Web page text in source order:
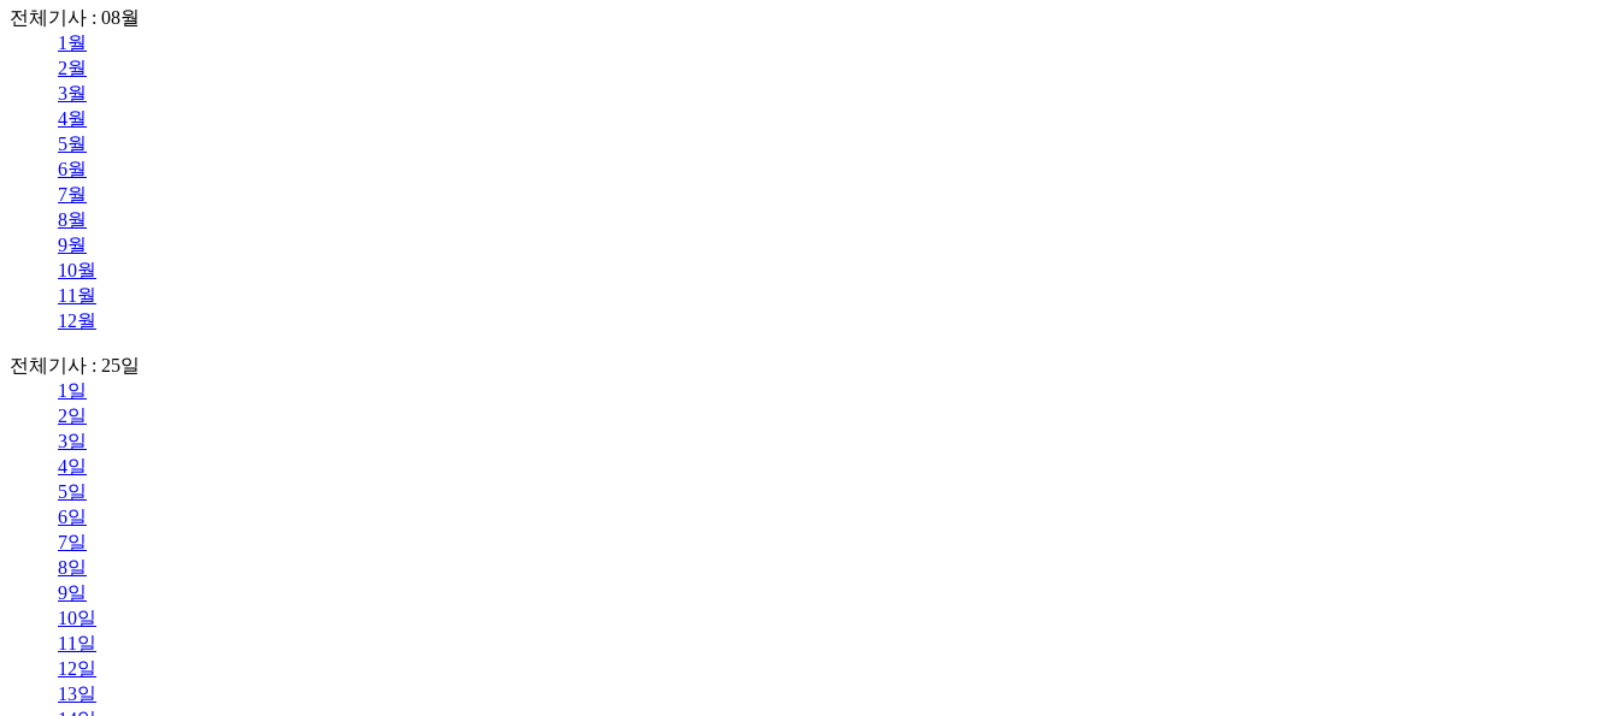
전체기사 : 08월
1월
2월
3월
4월
5월
6월
7월
8월
9월
10월
11월
12월
전체기사 : 25일
1일
2일
3일
4일
5일
6일
7일
8일
9일
10일
11일
12일
13일